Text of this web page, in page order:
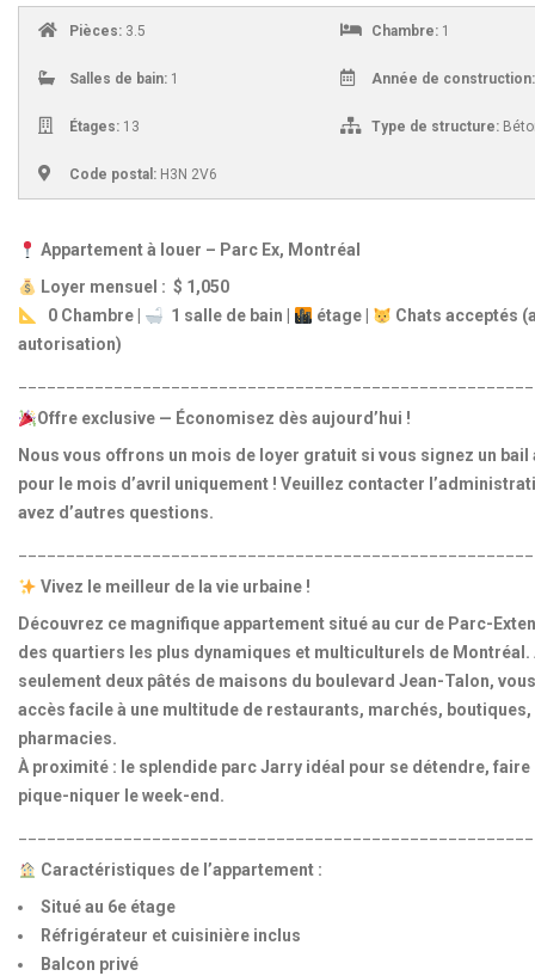
Pièces: 3.5 Chambre:1
Salles de bain: 1 Année de construction:
Étages: 13 Type de structure:
Code postal: H3N 2V6
Appartement à louer – Parc Ex, Montréal
Loyer mensuel : $ 1,050
0 Chambre |
1 salle de bain | étage |
Chats acceptés
autorisation)
Offre exclusive — Économisez dès aujourd’hui !
Nous vous offrons un mois de loyer gratuit si vous signez un bail
pour le mois d’avril uniquement ! Veuillez contacter
avez d’autres questions.
Vivez le meilleur de la vie urbaine !
Découvrez ce magnifique appartement situé au cur de Parc-
des quartiers les plus dynamiques et multiculturels de Montréal.
seulement deux pâtés de maisons du boulevard Jean-Talon,
accès facile à une multitude de restaurants, marchés, boutiques,
pharmacies.
À proximité : le splendide parc Jarry idéal pour se détendre,
pique-niquer le week-end.
Caractéristiques de l’appartement :
Situé au 6e étage
Réfrigérateur et cuisinière inclus
Balcon privé